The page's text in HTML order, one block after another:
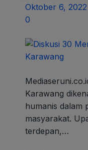
Oktober 6, 2022
0
Karawang
humanis dalam
masyarakat.
terdepan,…